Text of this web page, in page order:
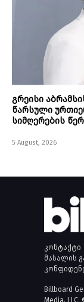
გრეისი
წარსული
სიმღერების
5 August, 2026
კონტაქტი
მასალის
Billboard
Media, LLC.